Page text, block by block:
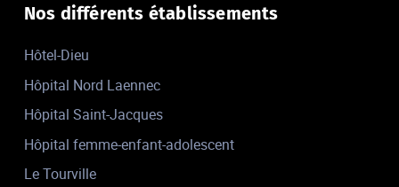
Nos différents établissements
Hôtel-Dieu
Hôpital Nord Laennec
Hôpital Saint-Jacques
Hôpital femme-enfant-adolescent
Le Tourville